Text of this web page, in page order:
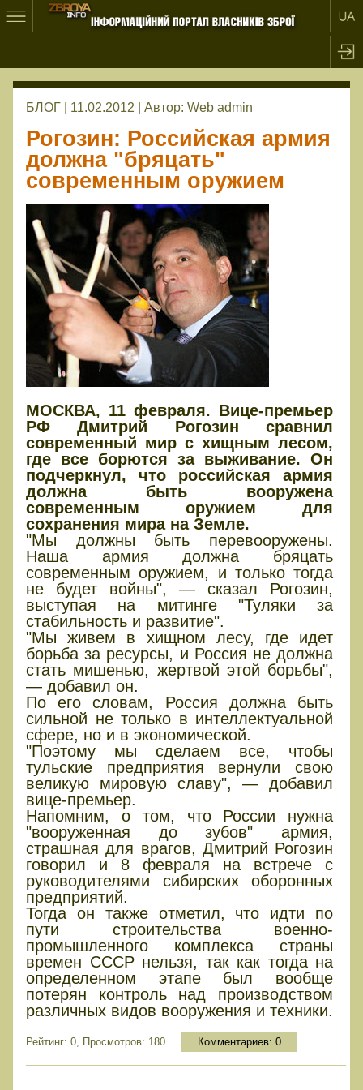
БЛОГ | 11.02.2012 | Автор: Web admin
Рогозин: Российская армия
должна "бряцать"
современным оружием
МОСКВА, 11 февраля. Вице-премьер
РФ Дмитрий Рогозин сравнил
современный мир с хищным лесом,
где все борются за выживание. Он
подчеркнул, что российская армия
должна быть вооружена
современным оружием для
сохранения мира на Земле.
"Мы должны быть перевооружены.
Наша армия должна бряцать
современным оружием, и только тогда
не будет войны", — сказал Рогозин,
выступая на митинге "Туляки за
стабильность и развитие".
"Мы живем в хищном лесу, где идет
борьба за ресурсы, и Россия не должна
стать мишенью, жертвой этой борьбы",
— добавил он.
По его словам, Россия должна быть
сильной не только в интеллектуальной
сфере, но и в экономической.
"Поэтому мы сделаем все, чтобы
тульские предприятия вернули свою
великую мировую славу", — добавил
вице-премьер.
Напомним, о том, что России нужна
"вооруженная до зубов" армия,
страшная для врагов, Дмитрий Рогозин
говорил и 8 февраля на встрече с
руководителями сибирских оборонных
предприятий.
Тогда он также отметил, что идти по
пути строительства военно-
промышленного комплекса страны
времен СССР нельзя, так как тогда на
определенном этапе был вообще
потерян контроль над производством
различных видов вооружения и техники.
Рейтинг: 0, Просмотров: 180 Комментариев: 0